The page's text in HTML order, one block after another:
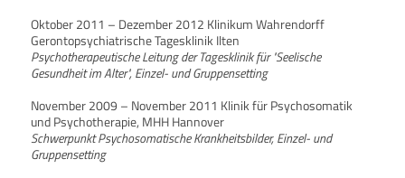
Oktober 2011 – Dezember 2012 Klinikum Wahrendorff
Gerontopsychiatrische Tagesklinik Ilten
Psychotherapeutische Leitung der Tagesklinik für "Seelische
Gesundheit im Alter", Einzel- und Gruppensetting
November 2009 – November 2011 Klinik für Psychosomatik
und Psychotherapie, MHH Hannover
Schwerpunkt Psychosomatische Krankheitsbilder, Einzel- und
Gruppensetting